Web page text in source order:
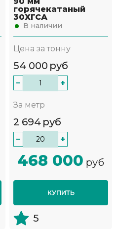
горячекатаный
30ХГСА
В наличии
Цена за тонну
54 000 руб
− +
За метр
2 694 руб
− +
468 000 руб
КУПИТЬ
5